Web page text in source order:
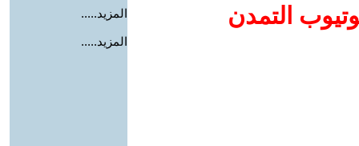
التمدن
المزيد.....
المزيد.....